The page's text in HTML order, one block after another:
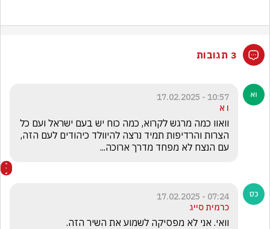
וואוו כמה מרגש לקרוא, כמה כוח יש בעם ישראל ועם כל
הצרות והרדיפות תמיד נרצה להיוולד כיהודים לעם הזה,
ארוכה...
לשמוע את השיר הזה.